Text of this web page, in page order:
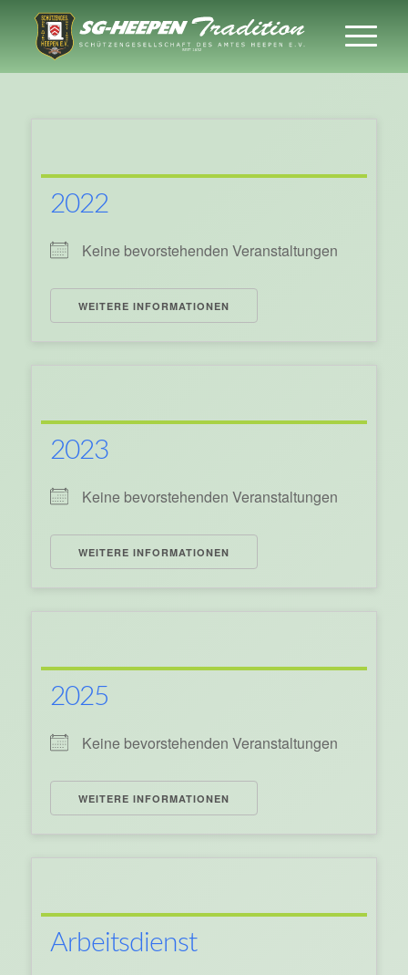
2022
Keine bevorstehenden Veranstaltungen
WEITERE INFORMATIONEN
2023
Keine bevorstehenden Veranstaltungen
WEITERE INFORMATIONEN
2025
Keine bevorstehenden Veranstaltungen
WEITERE INFORMATIONEN
Arbeitsdienst